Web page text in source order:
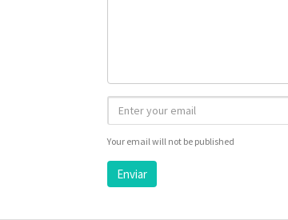
Your email will not be published
Enviar